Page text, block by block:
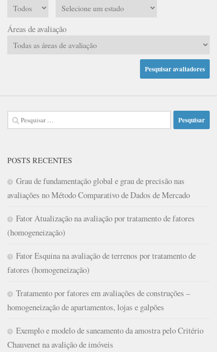
Áreas de avaliação
Pesquisar
por:
POSTS RECENTES
Grau de fundamentação global e grau de precisão nas
avaliações no Método Comparativo de Dados de Mercado
Fator Atualização na avaliação por tratamento de fatores
(homogeneização)
Fator Esquina na avaliação de terrenos por tratamento de
fatores (homogeneização)
Tratamento por fatores em avaliações de construções –
homogeneização de apartamentos, lojas e galpões
Exemplo e modelo de saneamento da amostra pelo Critério
Chauvenet na avalição de imóveis